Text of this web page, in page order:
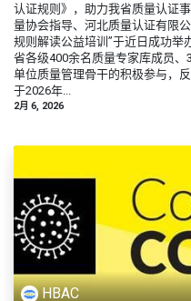
认证规则》，助力我省质量认证
量协会指导、河北质量认证有限
规则解读公益培训”于近日成功举
省各级400余名质量专家库成员
单位质量管理骨干的积极参与，
于2026年...
2月 6, 2026
HBAC